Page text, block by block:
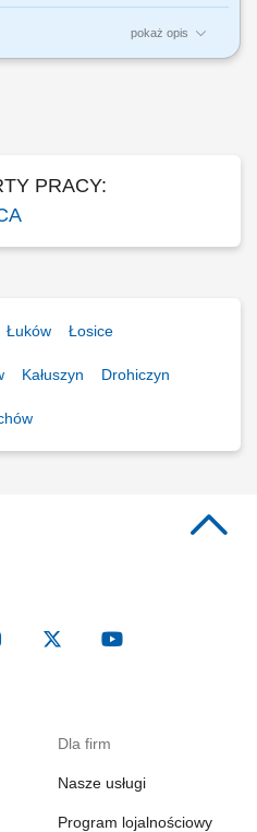
pokaż opis
profesjonalnej obsługi Klientów
PRACY:
Łuków Łosice
Kałuszyn Drohiczyn
Dla firm
Nasze usługi
Program lojalnościowy